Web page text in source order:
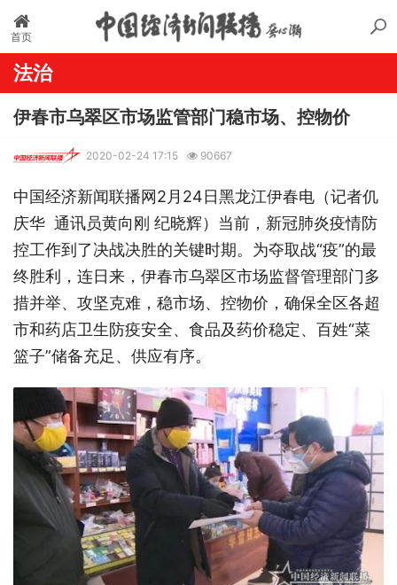
首页
法治
伊春市乌翠区市场监管部门稳市场、控物价
2020-02-24 17:15 90667
中国经济新闻联播网2月24日黑龙江伊春电（记者仉
庆华 通讯员黄向刚 纪晓辉）当前，新冠肺炎疫情防
控工作到了决战决胜的关键时期。为夺取战“疫”的最
终胜利，连日来，伊春市乌翠区市场监督管理部门多
措并举、攻坚克难，稳市场、控物价，确保全区各超
市和药店卫生防疫安全、食品及药价稳定、百姓“菜
篮子”储备充足、供应有序。